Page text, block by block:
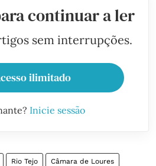
continuar a ler
sem interrupções.
ilimitado
Inicie sessão
Rio Tejo Câmara de Loures